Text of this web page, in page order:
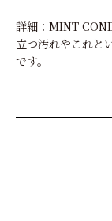
詳細：MINT
立つ汚れやこれと
です。